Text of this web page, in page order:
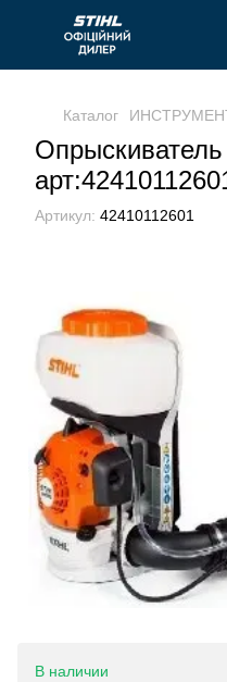
Каталог
Артикул: 42410112601
В наличии